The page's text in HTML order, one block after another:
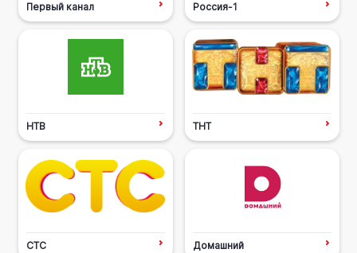
Первый канал Россия-1
НТВ ТНТ
СТС Домашний